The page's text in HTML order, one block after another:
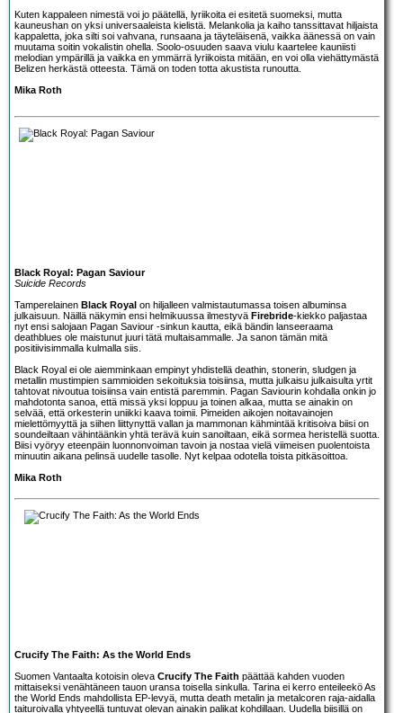
Kuten kappaleen nimestä voi jo päätellä, lyriikoita ei esitetä suomeksi, mutta
kauneushan on yksi universaaleista kielistä. Melankolia ja kaiho tanssittavat hiljaista
kappaletta, joka silti soi vahvana, runsaana ja täyteläisenä, vaikka äänessä on vain
muutama soitin vokalistin ohella. Soolo-osuuden saava viulu kaartelee kauniisti
melodian ympärillä ja vaikka en ymmärrä lyriikoista mitään, en voi olla viehättymästä
Belizen herkästä otteesta. Tämä on toden totta akustista runoutta.
Mika Roth
Black Royal: Pagan Saviour
Suicide Records
Tamperelainen Black Royal on hiljalleen valmistautumassa toisen albuminsa
julkaisuun. Näillä näkymin ensi helmikuussa ilmestyvä Firebride-kiekko paljastaa
nyt ensi salojaan Pagan Saviour -sinkun kautta, eikä bändin lanseeraama
deathblues ole maistunut juuri tätä multaisammalle. Ja sanon tämän mitä
positiivisimmalla kulmalla siis.
Black Royal ei ole aiemminkaan empinyt yhdistellä deathin, stonerin, sludgen ja
metallin mustimpien sammioiden sekoituksia toisiinsa, mutta julkaisu julkaisulta yrtit
tahtovat nivoutua toisiinsa vain entistä paremmin. Pagan Saviourin kohdalla onkin jo
mahdotonta sanoa, että missä yksi loppuu ja toinen alkaa, mutta se ainakin on
selvää, että orkesterin uniikki kaava toimii. Pimeiden aikojen noitavainojen
mielettömyyttä ja siihen liittynyttä vallan ja mammonan kähmintää kritisoiva biisi on
soundeiltaan vähintäänkin yhtä terävä kuin sanoiltaan, eikä sormea heristellä suotta.
Biisi vyöryy eteenpäin luonnonvoiman tavoin ja nostaa vielä viimeisen puolentoista
minuutin aikana pelinsä uudelle tasolle. Nyt kelpaa odotella toista pitkäsoittoa.
Mika Roth
Crucify The Faith: As the World Ends
Suomen Vantaalta kotoisin oleva Crucify The Faith päättää kahden vuoden
mittaiseksi venähtäneen tauon uransa toisella sinkulla. Tarina ei kerro enteileekö As
the World Ends mahdollista EP-levyä, mutta death metalin ja metalcoren raja-aidalla
taituroivalla yhtyeellä tuntuvat olevan ainakin palikat kohdillaan. Uudella biisillä on